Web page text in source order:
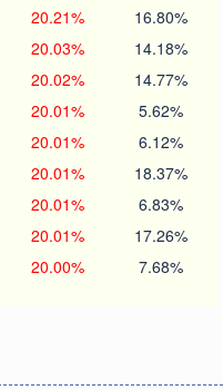
20.21% 16.80%
20.03% 14.18%
20.02% 14.77%
20.01% 5.62%
20.01% 6.12%
20.01% 18.37%
20.01% 6.83%
20.01% 17.26%
20.00% 7.68%